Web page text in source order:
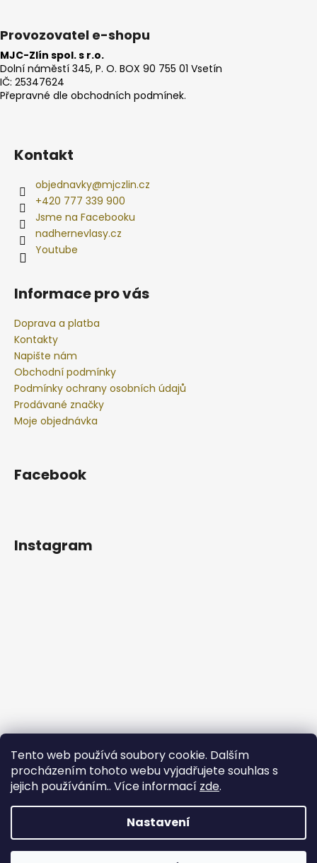
Tento web používá soubory cookie. Dalším
procházením tohoto webu vyjadřujete souhlas s
jejich používáním.. Více informací zde.
Nastavení
Provozovatel e-shopu
MJC-Zlín spol. s r.o.
Dolní náměstí 345, P. O. BOX 90 755 01 Vsetín
IČ: 25347624
Přepravné dle obchodních podmínek.
Kontakt
objednavky@mjczlin.cz
+420 777 339 900
Jsme na Facebooku
nadhernevlasy.cz
Youtube
Informace pro vás
Doprava a platba
Kontakty
Napište nám
Obchodní podmínky
Podmínky ochrany osobních údajů
Prodávané značky
Moje objednávka
Facebook
Instagram
Copyright 2026nadhernevlasy.cz. Všechna práva